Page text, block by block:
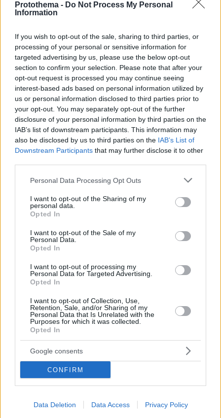
Protothema - Do Not Process My Personal
Information
If you wish to opt-out of the sale, sharing to third parties, or
processing of your personal or sensitive information for
targeted advertising by us, please use the below opt-out
section to confirm your selection. Please note that after your
opt-out request is processed you may continue seeing
interest-based ads based on personal information utilized by
us or personal information disclosed to third parties prior to
your opt-out. You may separately opt-out of the further
disclosure of your personal information by third parties on the
IAB’s list of downstream participants. This information may
also be disclosed by us to third parties on the IAB’s List of
Downstream Participants that may further disclose it to other
Please note that this website/app uses one or more Google
not limited to your visit or usage behaviour. You may click to
grant or deny consent to Google and its third-party tags to
use your data for below specified purposes in below Google
consent section.
Personal Data Processing Opt Outs
I want to opt-out of the Sharing of my
personal data.
Opted In
I want to opt-out of the Sale of my
Personal Data.
Opted In
I want to opt-out of processing my
Personal Data for Targeted Advertising.
Opted In
I want to opt-out of Collection, Use,
Retention, Sale, and/or Sharing of my
Personal Data that Is Unrelated with the
Purposes for which it was collected.
Opted In
Google consents
CONFIRM
Data Deletion Data Access Privacy Policy
Μουντομπάσκετ 2019,
Λούκα Ντόντσιτς: «Το
καλύτερο ματς που έχω
δει ποτέ»
13.09.2019, 13:50 1
Μουντομπάσκετ 2019:
Στον τελικό η Ισπανία -
Στη δεύτερη παράταση
«λύγισε» την Αυστραλία με
95-88
13.09.2019, 13:37
Μουντομπάσκετ 2019,
Πόποβιτς σε Τζόρτζεβιτς:
12.09.2019, 18:46 3
Μουντομπάσκετ 2019,
θέσης οι Τσέχοι
12.09.2019, 18:19
12.09.2019, 17:27 1 12.09.2019, 16:28